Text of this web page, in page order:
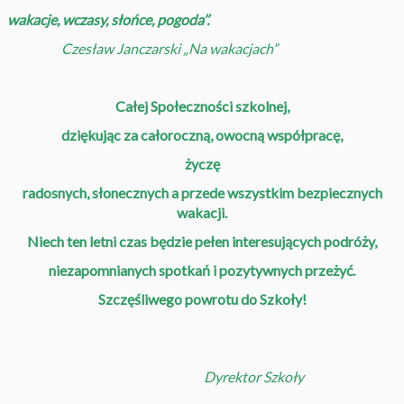
wakacje, wczasy, słońce, pogoda’’.
Czesław Janczarski „Na wakacjach”
Całej Społeczności szkolnej,
dziękując za całoroczną, owocną współpracę,
życzę
radosnych, słonecznych a przede wszystkim bezpiecznych
wakacji.
Niech ten letni czas będzie pełen interesujących podróży,
niezapomnianych spotkań i pozytywnych przeżyć.
Szczęśliwego powrotu do Szkoły!
Dyrektor Szkoły